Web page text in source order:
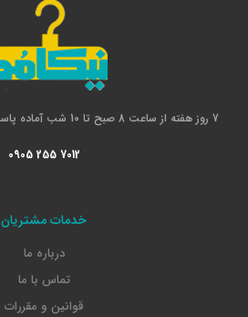
7 روز هفته از ساعت 8 صبح تا 10 شب آماده پاسخگویی به شما عزیزان هستیم
0905 255 7012
خدمات مشتریان
درباره ما
تماس با ما
قوانین و مقررات